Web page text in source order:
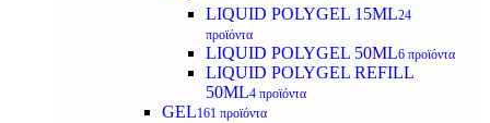
LIQUID POLYGEL 15ML24
προϊόντα
LIQUID POLYGEL 50ML6 προϊόντα
LIQUID POLYGEL REFILL
50ML4 προϊόντα
GEL161 προϊόντα